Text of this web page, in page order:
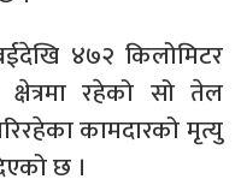
४७२ किलोमिटर
क्षेत्रमा रहेको सो तेल
कामदारको मृत्यु
छ ।